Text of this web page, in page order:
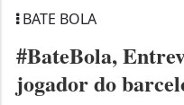
BATE BOLA
#BateBola,
jogador do